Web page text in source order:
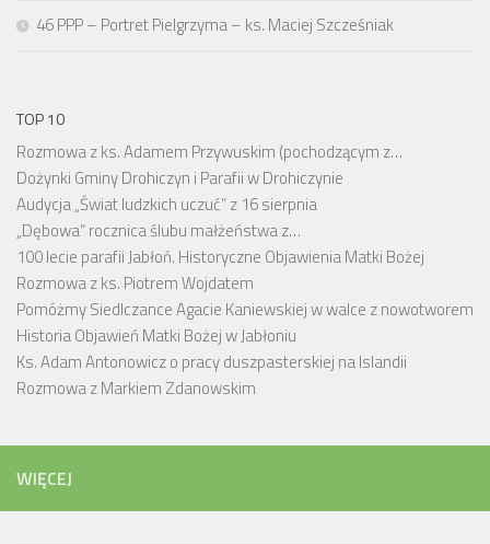
46 PPP – Portret Pielgrzyma – ks. Maciej Szcześniak
TOP 10
Rozmowa z ks. Adamem Przywuskim (pochodzącym z…
Dożynki Gminy Drohiczyn i Parafii w Drohiczynie
Audycja „Świat ludzkich uczuć” z 16 sierpnia
„Dębowa” rocznica ślubu małżeństwa z…
100 lecie parafii Jabłoń. Historyczne Objawienia Matki Bożej
Rozmowa z ks. Piotrem Wojdatem
Pomóżmy Siedlczance Agacie Kaniewskiej w walce z nowotworem
Historia Objawień Matki Bożej w Jabłoniu
Ks. Adam Antonowicz o pracy duszpasterskiej na Islandii
Rozmowa z Markiem Zdanowskim
WIĘCEJ